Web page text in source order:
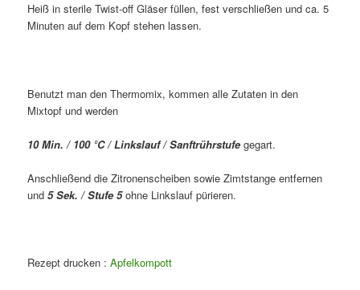
Heiß in sterile Twist-off Gläser füllen, fest verschließen und ca. 5
Minuten auf dem Kopf stehen lassen.
Benutzt man den Thermomix, kommen alle Zutaten in den
Mixtopf und werden
10 Min. / 100 °C / Linkslauf / Sanftrührstufegegart.
Anschließend die Zitronenscheiben sowie Zimtstange entfernen
und5 Sek. / Stufe 5ohne Linkslauf pürieren.
Rezept drucken :Apfelkompott